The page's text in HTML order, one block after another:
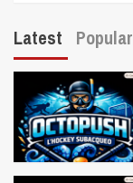
Latest Popular